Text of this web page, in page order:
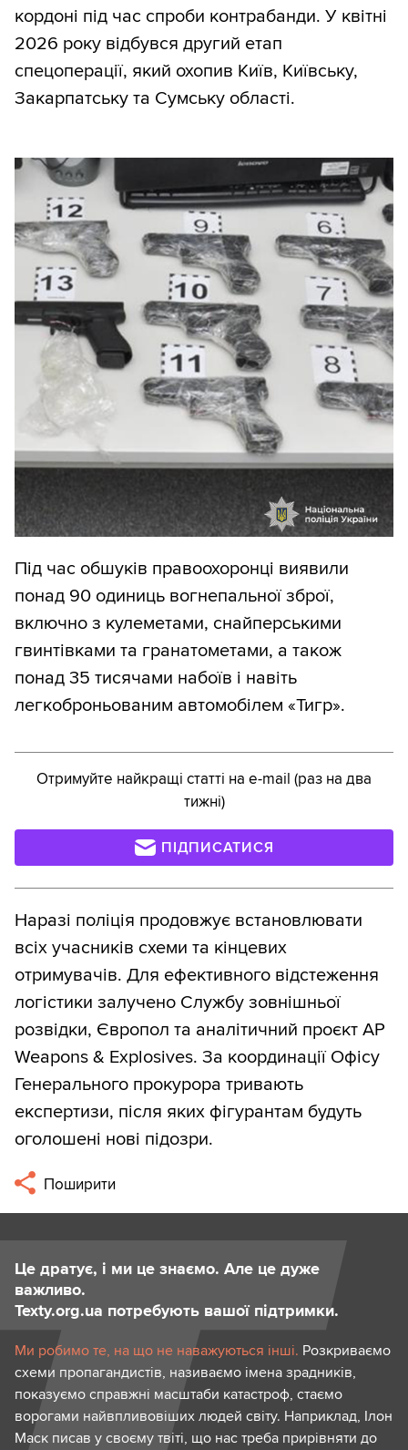
кордоні під час спроби контрабанди. У квітні
2026 року відбувся другий етап
спецоперації, який охопив Київ, Київську,
Закарпатську та Сумську області.
Під час обшуків правоохоронці виявили
понад 90 одиниць вогнепальної зброї,
включно з кулеметами, снайперськими
гвинтівками та гранатометами, а також
понад 35 тисячами набоїв і навіть
легкоброньованим автомобілем «Тигр».
Отримуйте найкращі статті на e-mail (раз на два
тижні)
ПІДПИСАТИСЯ
Наразі поліція продовжує встановлювати
всіх учасників схеми та кінцевих
отримувачів. Для ефективного відстеження
логістики залучено Службу зовнішньої
розвідки, Європол та аналітичний проєкт AP
Weapons & Explosives. За координації Офісу
Генерального прокурора тривають
експертизи, після яких фігурантам будуть
оголошені нові підозри.
Поширити
Це дратує, і ми це знаємо. Але це дуже
важливо.
Texty.org.ua потребують вашої підтримки.
Ми робимо те, на що не наважуються інші. Розкриваємо
схеми пропагандистів, називаємо імена зрадників,
показуємо справжні масштаби катастроф, стаємо
ворогами найвпливовіших людей світу. Наприклад, Ілон
Маск писав у своєму твіті, що нас треба прирівняти до